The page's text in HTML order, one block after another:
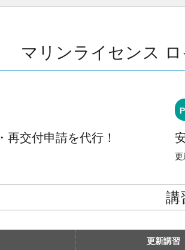
マリンライセンス
再交付申請を代行！
更
講
更新講習